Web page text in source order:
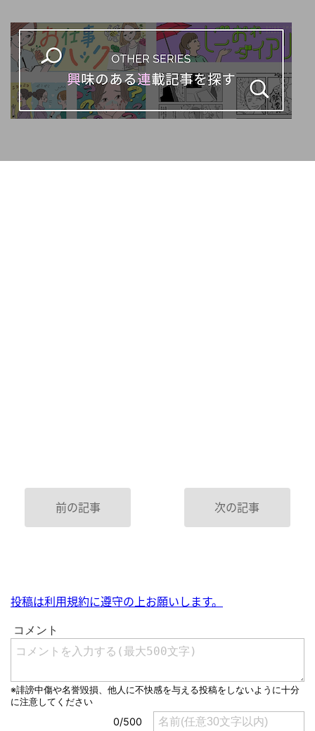
前の記事 次の記事
投稿は利用規約に遵守の上お願いします。